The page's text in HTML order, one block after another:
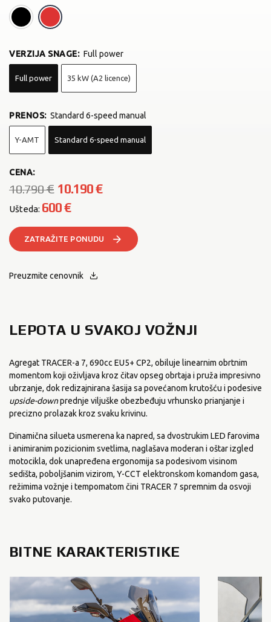
VERZIJA SNAGE: Full power
Full power 35 kW (A2 licence)
PRENOS: Standard 6-speed manual
Y-AMT Standard 6-speed manual
ZATRAŽITE PONUDU
Preuzmite cenovnik
CENA:
10.790€ 10.190€
Ušteda: 600€
LEPOTA U SVAKOJ VOŽNJI
Agregat TRACER-a 7, 690cc EU5+ CP2, obiluje linearnim obrtnim
momentom koji oživljava kroz čitav opseg obrtaja i pruža impresivno
ubrzanje, dok redizajnirana šasija sa povećanom krutošću i podesive
upside-downprednje viljuške obezbeđuju vrhunsko prianjanje i
precizno prolazak kroz svaku krivinu.
Dinamična silueta usmerena ka napred, sa dvostrukim LED farovima
i animiranim pozicionim svetlima, naglašava moderan i oštar izgled
motocikla, dok unapređena ergonomija sa podesivom visinom
sedišta, poboljšanim vizirom, Y-CCT elektronskom komandom gasa,
režimima vožnje i tempomatom čini TRACER 7 spremnim da osvoji
svako putovanje.
BITNE KARAKTERISTIKE